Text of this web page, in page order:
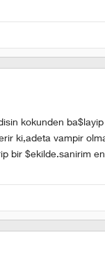
kokunden
ki,adeta vampir
bir $ekilde.sanirim